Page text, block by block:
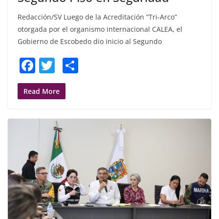
Redacción/SV Luego de la Acreditación “Tri-Arco”
otorgada por el organismo internacional CALEA, el
Gobierno de Escobedo dio inicio al Segundo
F
a
c
o
k
T
w
itt
Read More